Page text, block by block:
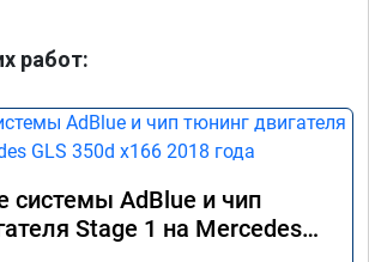
работ:
системы AdBlue и чип
Stage 1 на Mercedes